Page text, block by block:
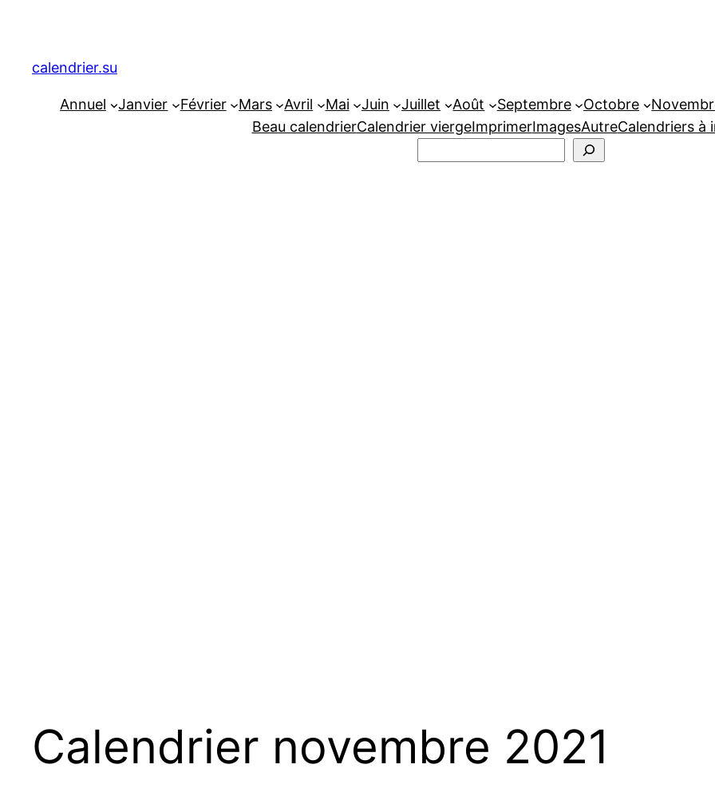
contenu
calendrier.su
Annuel Janvier Février Mars Avril Mai Juin Juillet Août Septembre Octobre
Beau calendrierCalendrier viergeImprimerImagesAutreCalendriers à
Calendrier novembre 2021